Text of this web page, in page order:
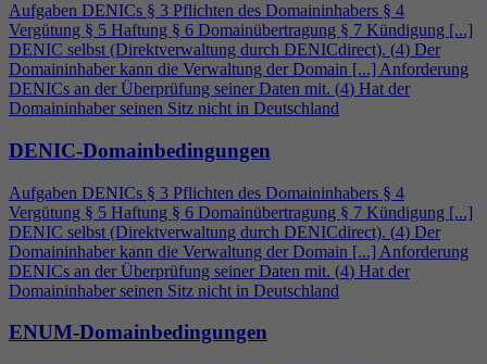
Aufgaben DENICs § 3 Pflichten des Domaininhabers § 4
Vergütung § 5 Haftung § 6 Domainübertragung § 7 Kündigung [...]
DENIC selbst (Direktverwaltung durch DENICdirect). (4) Der
Domaininhaber kann die Verwaltung der Domain [...] Anforderung
DENICs an der Überprüfung seiner Daten mit. (4) Hat der
Domaininhaber seinen Sitz nicht in Deutschland
DENIC-Domainbedingungen
Aufgaben DENICs § 3 Pflichten des Domaininhabers § 4
Vergütung § 5 Haftung § 6 Domainübertragung § 7 Kündigung [...]
DENIC selbst (Direktverwaltung durch DENICdirect). (4) Der
Domaininhaber kann die Verwaltung der Domain [...] Anforderung
DENICs an der Überprüfung seiner Daten mit. (4) Hat der
Domaininhaber seinen Sitz nicht in Deutschland
ENUM-Domainbedingungen